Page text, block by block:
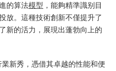
的算法模型 ，能夠精準識别目
放。這種技術創新不僅提升了
新的活力，展現出蓬勃向上的
新秀，憑借其卓越的性能和便